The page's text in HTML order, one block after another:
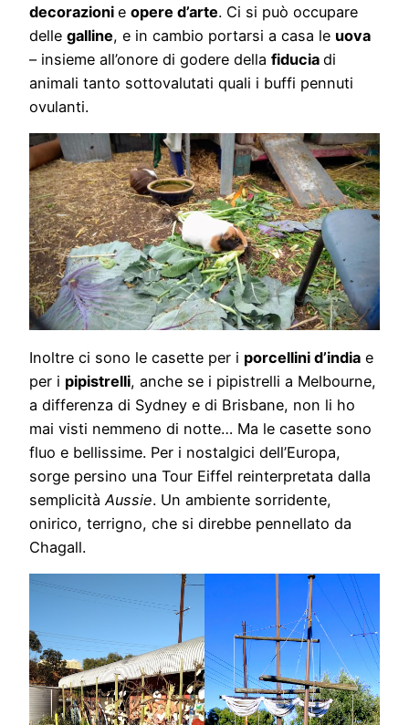
decorazioni e opere d’arte. Ci si può occupare
delle galline, e in cambio portarsi a casa le uova
– insieme all’onore di godere della fiducia di
animali tanto sottovalutati quali i buffi pennuti
ovulanti.
Inoltre ci sono le casette per i porcellini d’india e
per i pipistrelli, anche se i pipistrelli a Melbourne,
a differenza di Sydney e di Brisbane, non li ho
mai visti nemmeno di notte… Ma le casette sono
fluo e bellissime. Per i nostalgici dell’Europa,
sorge persino una Tour Eiffel reinterpretata dalla
semplicità Aussie. Un ambiente sorridente,
onirico, terrigno, che si direbbe pennellato da
Chagall.